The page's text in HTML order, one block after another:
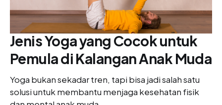
Jenis Yoga yang Cocok untuk
Pemula di Kalangan Anak Muda
Yoga bukan sekadar tren, tapi bisa jadi salah satu
solusi untuk membantu menjaga kesehatan fisik